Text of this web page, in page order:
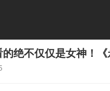
绝不仅仅是女神！《